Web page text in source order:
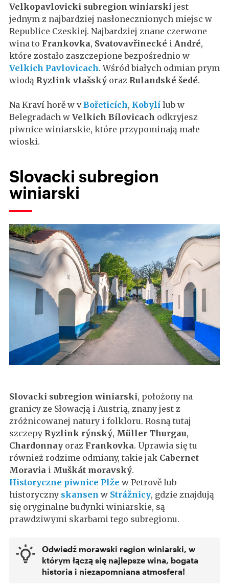
Velkopavlovicki subregion winiarski jest
jednym z najbardziej nasłonecznionych miejsc w
Republice Czeskiej. Najbardziej znane czerwone
wina to Frankovka, Svatovavřinecké i André,
które zostało zaszczepione bezpośrednio w
Velkich Pavlovicach. Wśród białych odmian prym
wiodą Ryzlink vlašský oraz Rulandské šedé.
Na Kraví horě w vBořeticích, Kobylí lub w
Belegradach w Velkich Bílovicach odkryjesz
piwnice winiarskie, które przypominają małe
wioski.
Slovacki subregion
winiarski
Slovacki subregion winiarski, położony na
granicy ze Słowacją i Austrią, znany jest z
zróżnicowanej natury i folkloru. Rosną tutaj
szczepy Ryzlink rýnský, Müller Thurgau,
Chardonnay oraz Frankovka. Uprawia się tu
również rodzime odmiany, takie jak Cabernet
Moravia i Muškát moravský.
Historyczne piwnice Plže w Petrově lub
historyczny skansen w Strážnicy, gdzie znajdują
się oryginalne budynki winiarskie, są
prawdziwymi skarbami tego subregionu.
Odwiedź morawski region winiarski, w
którym łączą się najlepsze wina, bogata
historia i niezapomniana atmosfera!